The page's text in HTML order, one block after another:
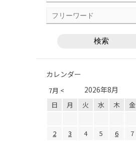
カレンダー
7月 < 2026年8月
日 月 火 水 木 金
2
3 4 5 6 7